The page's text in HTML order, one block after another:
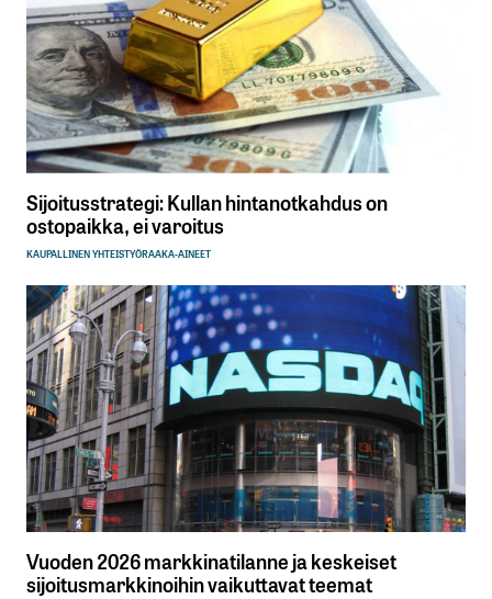
Sijoitusstrategi: Kullan hintanotkahdus on
ostopaikka, ei varoitus
KAUPALLINEN YHTEISTYÖRAAKA-AINEET
Vuoden 2026 markkinatilanne ja keskeiset
sijoitusmarkkinoihin vaikuttavat teemat